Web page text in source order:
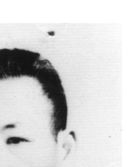
고성 계승사 백악기 퇴적구조